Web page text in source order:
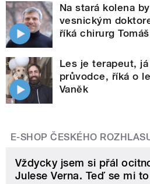
Na stará kolena
vesnickým
říká chirurg
Les je terapeut,
průvodce, říká o
Vaněk
E-SHOP ČESKÉHO
Vždycky jsem si přál
Julese Verna. Teď se mi